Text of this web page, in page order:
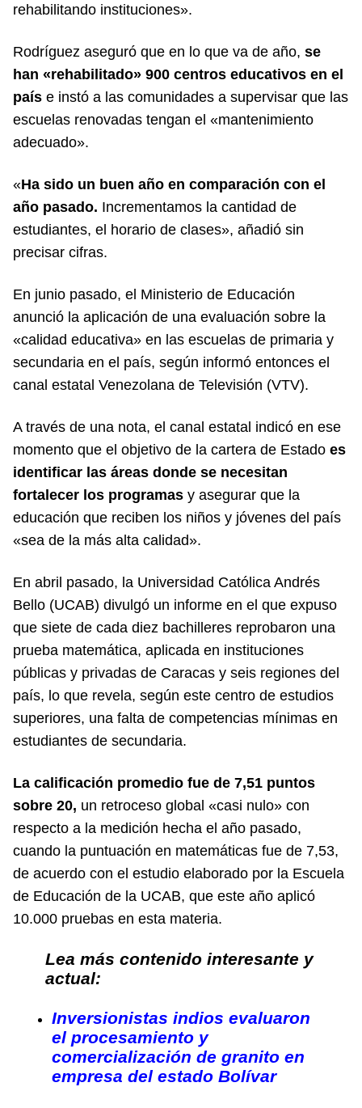
rehabilitando instituciones».
Rodríguez aseguró que en lo que va de año, se
han «rehabilitado» 900 centros educativos en el
país e instó a las comunidades a supervisar que las
escuelas renovadas tengan el «mantenimiento
adecuado».
«Ha sido un buen año en comparación con el
año pasado. Incrementamos la cantidad de
estudiantes, el horario de clases», añadió sin
precisar cifras.
En junio pasado, el Ministerio de Educación
anunció la aplicación de una evaluación sobre la
«calidad educativa» en las escuelas de primaria y
secundaria en el país, según informó entonces el
canal estatal Venezolana de Televisión (VTV).
A través de una nota, el canal estatal indicó en ese
momento que el objetivo de la cartera de Estado es
identificar las áreas donde se necesitan
fortalecer los programas y asegurar que la
educación que reciben los niños y jóvenes del país
«sea de la más alta calidad».
En abril pasado, la Universidad Católica Andrés
Bello (UCAB) divulgó un informe en el que expuso
que siete de cada diez bachilleres reprobaron una
prueba matemática, aplicada en instituciones
públicas y privadas de Caracas y seis regiones del
país, lo que revela, según este centro de estudios
superiores, una falta de competencias mínimas en
estudiantes de secundaria.
La calificación promedio fue de 7,51 puntos
sobre 20, un retroceso global «casi nulo» con
respecto a la medición hecha el año pasado,
cuando la puntuación en matemáticas fue de 7,53,
de acuerdo con el estudio elaborado por la Escuela
de Educación de la UCAB, que este año aplicó
10.000 pruebas en esta materia.
Lea más contenido interesante y
actual:
Inversionistas indios evaluaron
el procesamiento y
comercialización de granito en
empresa del estado Bolívar